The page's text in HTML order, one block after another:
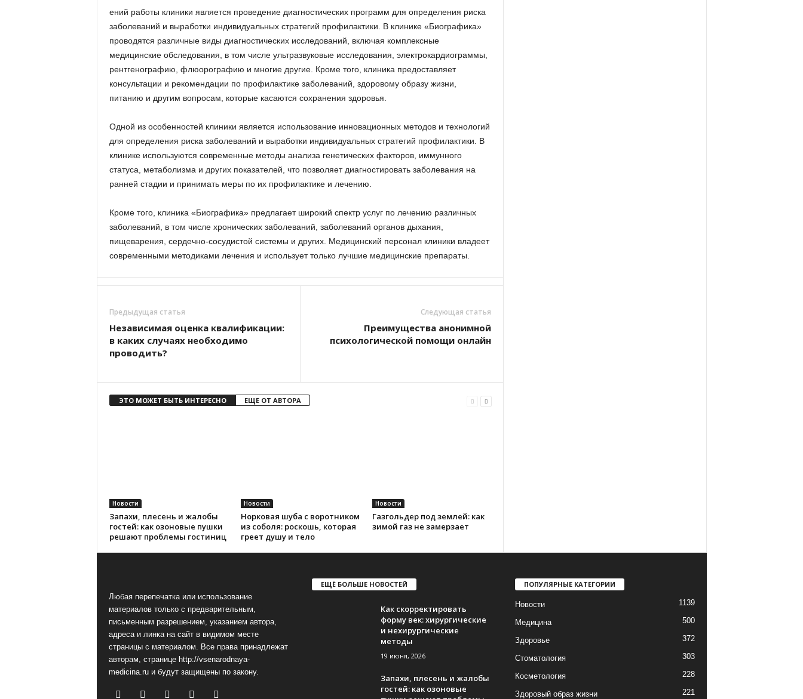
ений работы клиники является проведение диагностических программ для определения риска
заболеваний и выработки индивидуальных стратегий профилактики. В клинике «Биографика»
проводятся различные виды диагностических исследований, включая комплексные
медицинские обследования, в том числе ультразвуковые исследования, электрокардиограммы,
рентгенографию, флюорографию и многие другие. Кроме того, клиника предоставляет
консультации и рекомендации по профилактике заболеваний, здоровому образу жизни,
питанию и другим вопросам, которые касаются сохранения здоровья.
Одной из особенностей клиники является использование инновационных методов и технологий
для определения риска заболеваний и выработки индивидуальных стратегий профилактики. В
клинике используются современные методы анализа генетических факторов, иммунного
статуса, метаболизма и других показателей, что позволяет диагностировать заболевания на
ранней стадии и принимать меры по их профилактике и лечению.
Кроме того, клиника «Биографика» предлагает широкий спектр услуг по лечению различных
заболеваний, в том числе хронических заболеваний, заболеваний органов дыхания,
пищеварения, сердечно-сосудистой системы и других. Медицинский персонал клиники владеет
современными методиками лечения и использует только лучшие медицинские препараты.
Предыдущая статья
Независимая оценка квалификации:
в каких случаях необходимо
проводить?
Следующая статья
Преимущества анонимной
психологической помощи онлайн
ЭТО МОЖЕТ БЫТЬ ИНТЕРЕСНО ЕЩЕ ОТ АВТОРА
Новости
Запахи, плесень и жалобы
гостей: как озоновые пушки
решают проблемы гостиниц
Новости
Норковая шуба с воротником
из соболя: роскошь, которая
греет душу и тело
Новости
Газгольдер под землей: как
зимой газ не замерзает
Любая перепечатка или использование
материалов только с предварительным,
письменным разрешением, указанием автора,
адреса и линка на сайт в видимом месте
страницы с материалом. Все права принадлежат
авторам, странице http://vsenarodnaya-
medicina.ru и будут защищены по закону.
ЕЩЁ БОЛЬШЕ НОВОСТЕЙ
Как скорректировать
форму век: хирургические
и нехирургические
методы
19 июня, 2026
Запахи, плесень и жалобы
гостей: как озоновые
ПОПУЛЯРНЫЕ КАТЕГОРИИ
Новости 1139
Медицина 500
Здоровье 372
Стоматология 303
Косметология 228
Здоровый образ жизни 221